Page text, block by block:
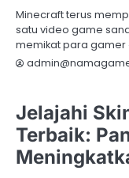
Minecraft terus
satu video game
memikat para gamer
Jelajahi
Terbaik: